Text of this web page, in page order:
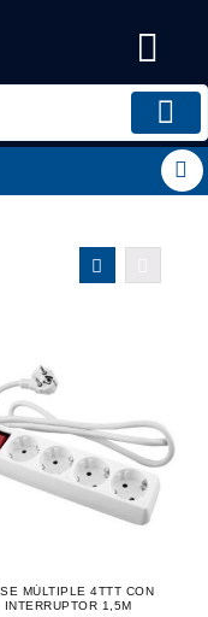
MÚLTIPLE 4TTT CON
INTERRUPTOR 1,5M